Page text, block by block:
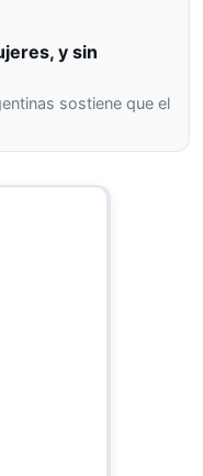
y sin
sostiene que el